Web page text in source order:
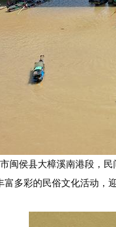
闽侯县大樟溪南港段，
富多彩的民俗文化活动，